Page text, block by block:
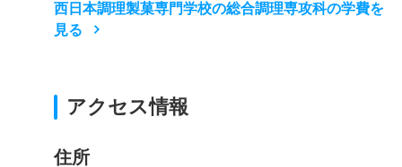
西日本調理製菓専門学校の総合調理専攻科の学費を
見る
アクセス情報
住所